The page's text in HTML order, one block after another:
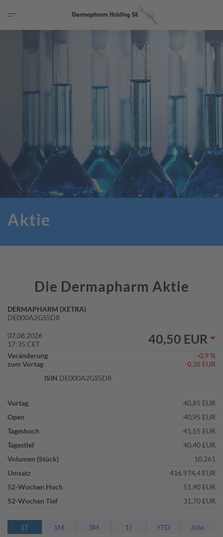
Aktie
Die Dermapharm Aktie